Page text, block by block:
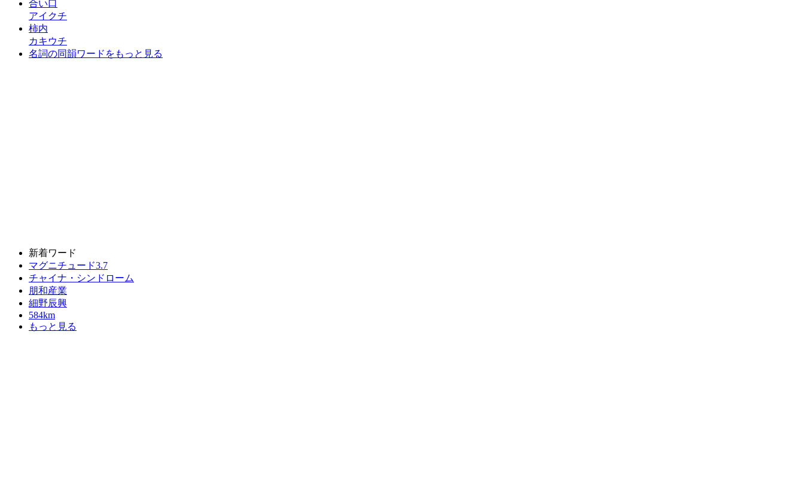
合い口
アイクチ
柿内
カキウチ
名詞の同韻ワードをもっと見る
新着ワード
マグニチュード3.7
チャイナ・シンドローム
朋和産業
細野辰興
584km
もっと見る